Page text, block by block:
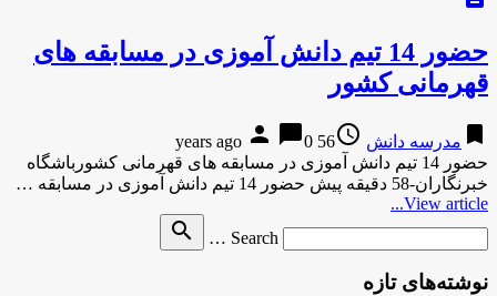
حضور 14 تیم دانش آموزی در مسابقه های
قهرمانی کشور
bookmark مدرسه دانش access_time
56 years ago
person chat_bubble0
حضور 14 تیم دانش آموزی در مسابقه های قهرمانی کشورباشگاه
خبرنگاران-58 دقیقه پیش حضور 14 تیم دانش آموزی در مسابقه …
View article...
Search …
search
نوشته‌های تازه